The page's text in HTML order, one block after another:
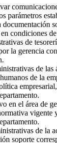
parámetros
condiciones
de
la gerencia
de las
de la
en el área de
vigente
de la
soporte